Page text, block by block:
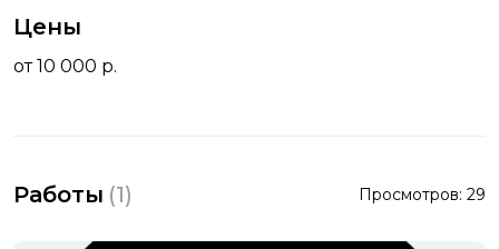
Цены
от 10 000 р.
Работы (1) Просмотров: 29